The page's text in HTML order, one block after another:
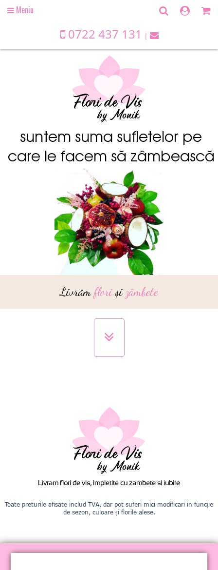
suntem suma sufletelor pe
care le facem să zâmbească
Livrămfloriși zâmbete
OpenMeniu
0722 437 131
Livram flori de vis, impletite cu zambete si iubire
Toate preturile afisate includ TVA, dar pot suferi mici modificari in funcție
de sezon, culoare și florile alese.